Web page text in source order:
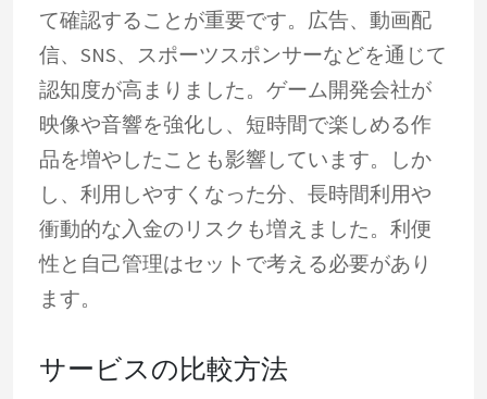
て確認することが重要です。広告、動画配
信、SNS、スポーツスポンサーなどを通じて
認知度が高まりました。ゲーム開発会社が
映像や音響を強化し、短時間で楽しめる作
品を増やしたことも影響しています。しか
し、利用しやすくなった分、長時間利用や
衝動的な入金のリスクも増えました。利便
性と自己管理はセットで考える必要があり
ます。
サービスの比較方法